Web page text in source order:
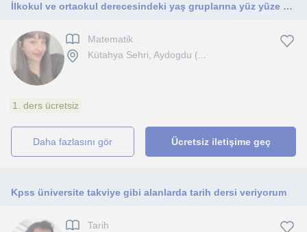
İlkokul ve ortaokul derecesindeki yaş gruplarına yüz yüze özel ders ,ödevlerine anlatımlı yardım ve tekrarı için iletişime geçin:)
Matematik
Kütahya Sehri, Aydogdu (...
1. ders ücretsiz
daha fazlasını gör Ücretsiz iletişime geç
Kpss üniversite takviye gibi alanlarda tarih dersi veriyorum
Tarih